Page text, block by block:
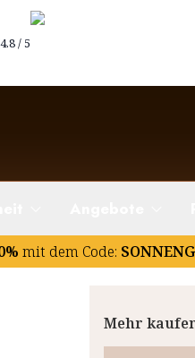
4.8/5
mit dem Code:
Mehr